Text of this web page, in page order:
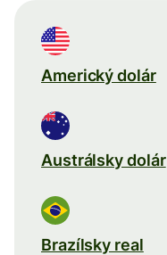
Americký dolár
Austrálsky dolár
Brazílsky real